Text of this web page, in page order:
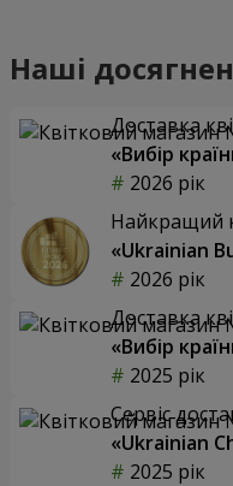
Наші
Доставка
«Вибір
2026 рік
Найкращий
«Ukrainian
2026 рік
Доставка
«Вибір
2025 рік
Сервіс
«Ukrainian
2025 рік